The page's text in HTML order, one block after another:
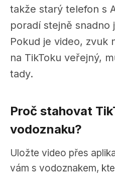
takže starý telefon s
poradí stejně
Pokud je video, zvuk
na TikToku veřejný,
tady.
Proč stahovat
vodoznaku?
Uložte video přes
vám s vodoznakem,